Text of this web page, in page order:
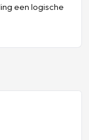
een logische